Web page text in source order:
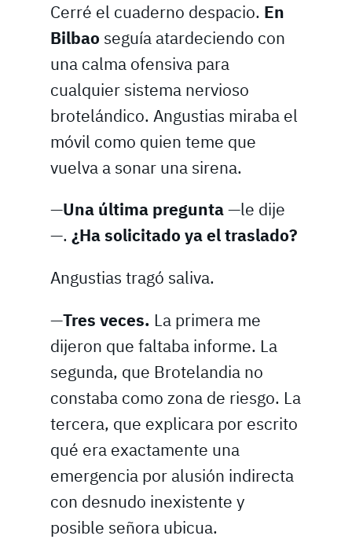
Cerré el cuaderno despacio. En
Bilbao seguía atardeciendo con
una calma ofensiva para
cualquier sistema nervioso
brotelándico. Angustias miraba el
móvil como quien teme que
vuelva a sonar una sirena.
—Una última pregunta—le dije
—. ¿Ha solicitado ya el traslado?
Angustias tragó saliva.
—Tres veces. La primera me
dijeron que faltaba informe. La
segunda, que Brotelandia no
constaba como zona de riesgo. La
tercera, que explicara por escrito
qué era exactamente una
emergencia por alusión indirecta
con desnudo inexistente y
posible señora ubicua.